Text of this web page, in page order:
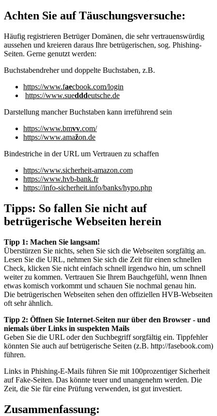
Achten Sie auf Täuschungsversuche:
Häufig registrieren Betrüger Domänen, die sehr vertrauenswürdig
aussehen und kreieren daraus Ihre betrügerischen, sog. Phishing-
Seiten. Gerne genutzt werden:
Buchstabendreher und doppelte Buchstaben, z.B.
https://www.faecbook.com/login
https://www.suedddeutsche.de
Darstellung mancher Buchstaben kann irreführend sein
https://www.bmvv.com/
https://www.amažon.de
Bindestriche in der URL um Vertrauen zu schaffen
https://www.sicherheit-amazon.com
https://www.hvb-bank.fr
https://info-sicherheit.info/banks/hypo.php
Tipps: So fallen Sie nicht auf
betrügerische Webseiten herein
Tipp 1: Machen Sie langsam!
Überstürzen Sie nichts, sehen Sie sich die Webseiten sorgfältig an.
Lesen Sie die URL, nehmen Sie sich die Zeit für einen schnellen
Check, klicken Sie nicht einfach schnell irgendwo hin, um schnell
weiter zu kommen. Vertrauen Sie Ihrem Bauchgefühl, wenn Ihnen
etwas komisch vorkommt und schauen Sie nochmal genau hin.
Die betrügerischen Webseiten sehen den offiziellen HVB-Webseiten
oft sehr ähnlich.
Tipp 2: Öffnen Sie Internet-Seiten nur über den Browser - und
niemals über Links in suspekten Mails
Geben Sie die URL oder den Suchbegriff sorgfältig ein. Tippfehler
könnten Sie auch auf betrügerische Seiten (z.B. http://fasebook.com)
führen.
Links in Phishing-E-Mails führen Sie mit 100prozentiger Sicherheit
auf Fake-Seiten. Das könnte teuer und unangenehm werden. Die
Zeit, die Sie für eine Prüfung verwenden, ist gut investiert.
Zusammenfassung: